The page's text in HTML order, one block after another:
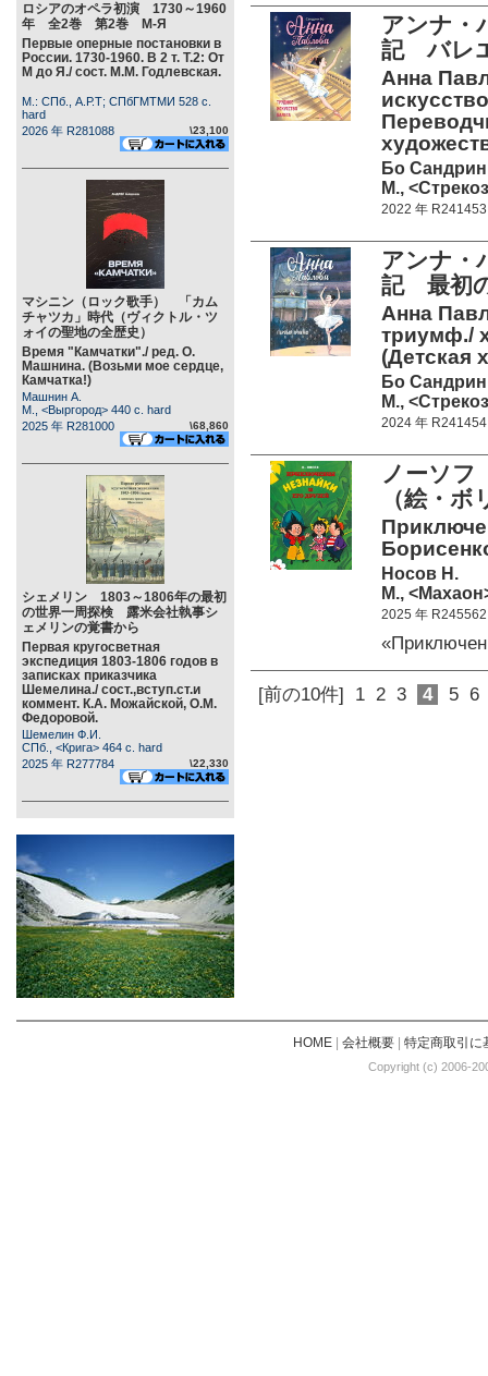
ロシアのオペラ初演 1730～1960
年 全2巻 第2巻 М-Я
Первые оперные постановки в
России. 1730-1960. В 2 т. Т.2: От
М до Я./ сост. М.М. Годлевская.
М.: СПб., А.Р.Т; СПбГМТМИ 528 c.
hard
2026 年 R281088
\23,100
マシニン（ロック歌手） 「カム
チャツカ」時代（ヴィクトル・ツ
ォイの聖地の全歴史）
Время "Камчатки"./ ред. О.
Машнина. (Возьми мое сердце,
Камчатка!)
Машнин А.
М., <Выргород> 440 c. hard
2025 年 R281000
\68,860
シェメリン 1803～1806年の最初
の世界一周探検 露米会社執事シ
ェメリンの覚書から
Первая кругосветная
экспедиция 1803-1806 годов в
записках приказчика
Шемелина./ сост.,вступ.ст.и
коммент. К.А. Можайской, О.М.
Федоровой.
Шемелин Ф.И.
СПб., <Крига> 464 c. hard
2025 年 R277784
\22,330
アンナ・
記 バレ
Анна
Бо Сандрин
М.,
2022 年 R241453
アンナ・
記 最初
Анна
триумф./
(Детская
Бо Сандрин
М.,
2024 年 R241454
ノーソ
（絵・
Носов Н.
М.,
2025 年 R245562
[前の10件] 1 2 3 4 5 6
HOME| 会社概要| 特定商取引に
Copyright (c) 2006-